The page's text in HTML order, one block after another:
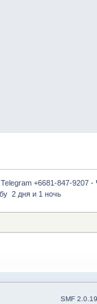
+6681-847-9207 -
2 дня и 1 ночь
SMF 2.0.19